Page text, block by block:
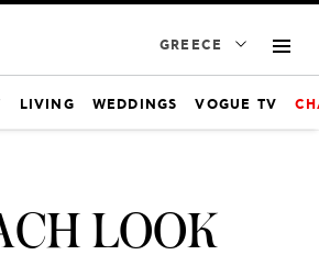
GREECE
LIVING WEDDINGS VOGUE TV
LOOK